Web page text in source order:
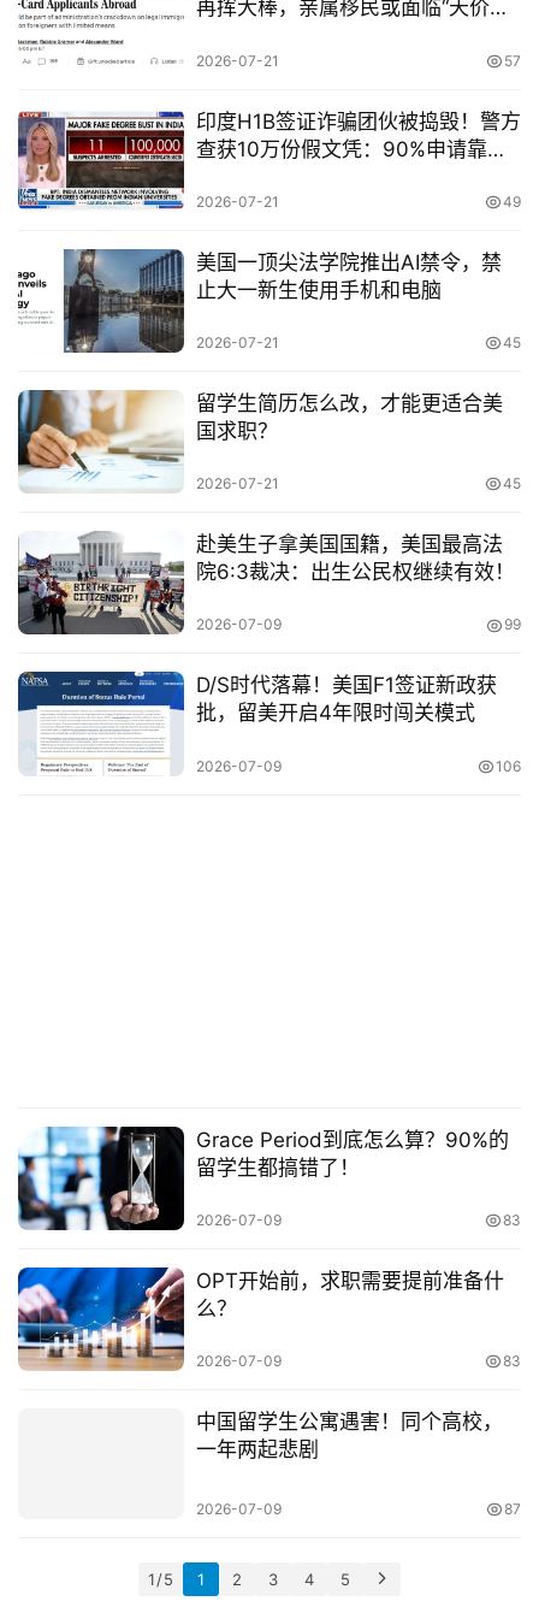
创
专
栏
行
业
动
碎
碎
推
荐
&
关
于
留
言
登录
再挥大棒，亲属移民或面临“天价门
2026-07-21 57
印度H1B签证诈骗团伙被捣毁！警方
查获10万份假文凭：90%申请靠造
2026-07-21 49
美国一顶尖法学院推出AI禁令，禁
止大一新生使用手机和电脑
2026-07-21 45
留学生简历怎么改，才能更适合美
国求职？
2026-07-21 45
赴美生子拿美国国籍，美国最高法
院6:3裁决：出生公民权继续有效！
2026-07-09 99
D/S时代落幕！美国F1签证新政获
批，留美开启4年限时闯关模式
2026-07-09 106
Grace Period到底怎么算？90%的
留学生都搞错了！
2026-07-09 83
OPT开始前，求职需要提前准备什
么？
2026-07-09 83
中国留学生公寓遇害！同个高校，
一年两起悲剧
2026-07-09 87
1 / 5 1 2 3 4 5